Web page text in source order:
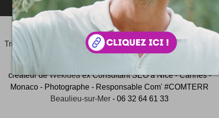
©2006- 2025 JeudiPhoto.netleblog lifestylede
Tripnaux Content Manager, créateur du hashtag
#JeudiPhoto
et ambassadeur#CotedAzurFrance
créateur deWekideaex Consultant SEO à Nice - Cannes -
Monaco - Photographe - Responsable Com' #COMTERR
Beaulieu-sur-Mer - 06 32 64 61 33